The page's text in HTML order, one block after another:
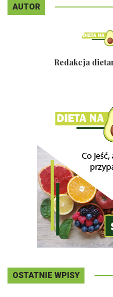
AUTOR
Redakcja
OSTATNIE WPISY